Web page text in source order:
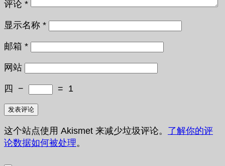
评论 *
显示名称 *
邮箱 *
网站
四 − = 1
这个站点使用 Akismet 来减少垃圾评论。 了解你的评
论数据如何被处理。